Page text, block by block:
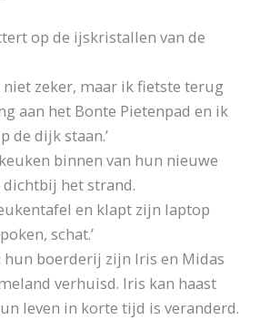
op de ijskristallen van de
niet zeker, maar ik fietste terug
aan het Bonte Pietenpad en ik
de dijk staan.’
binnen van hun nieuwe
het strand.
en klapt zijn laptop
schat.’
hun boerderij zijn Iris en Midas
verhuisd. Iris kan haast
leven in korte tijd is veranderd.